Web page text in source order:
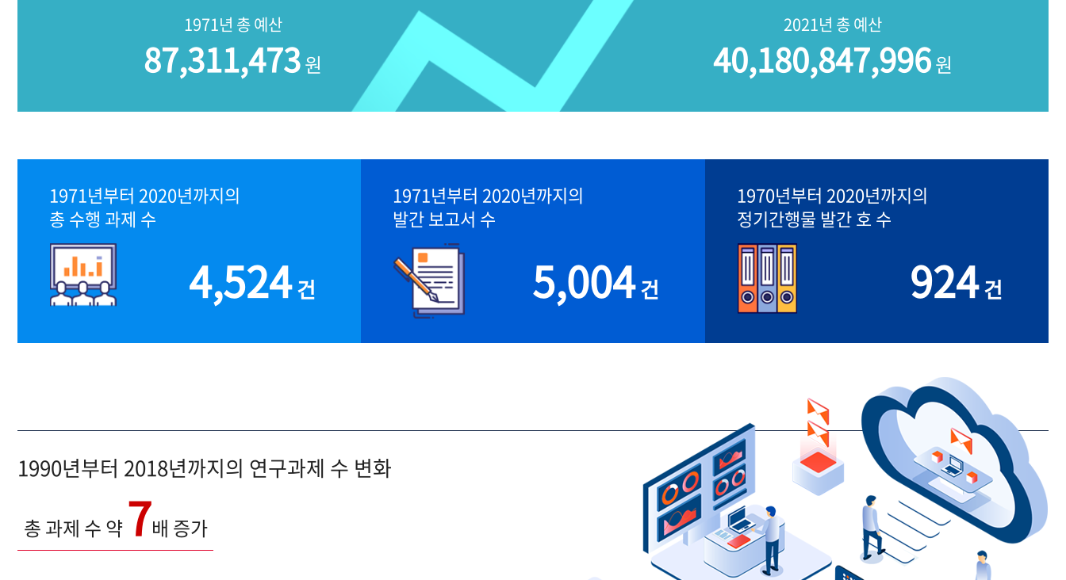
1971년 총 예산
87,311,473원
2021년 총 예산
40,180,847,996원
1971년부터 2020년까지의
총 수행 과제 수
4,524건
1971년부터 2020년까지의
발간 보고서 수
5,004건
1970년부터 2020년까지의
정기간행물 발간 호 수
924건
1990년부터 2018년까지의 연구과제 수 변화
총 과제 수 약7배 증가